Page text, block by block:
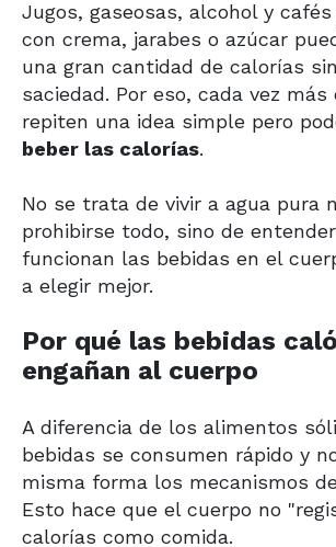
Jugos, gaseosas, alcohol y
con crema, jarabes o azúcar
una gran cantidad de calorías
saciedad. Por eso, cada vez
repiten una idea simple pero
beber las calorías.
No se trata de vivir a agua pura
prohibirse todo, sino de
funcionan las bebidas en el
a elegir mejor.
Por qué las bebidas
engañan al cuerpo
A diferencia de los alimentos
bebidas se consumen rápido y
misma forma los mecanismos
Esto hace que el cuerpo no
calorías como comida.